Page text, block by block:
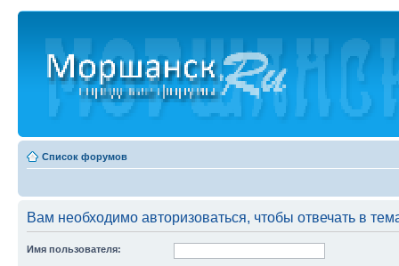
Список форумов
Вам необходимо авторизоваться, чтобы отвечать в
Имя пользователя: